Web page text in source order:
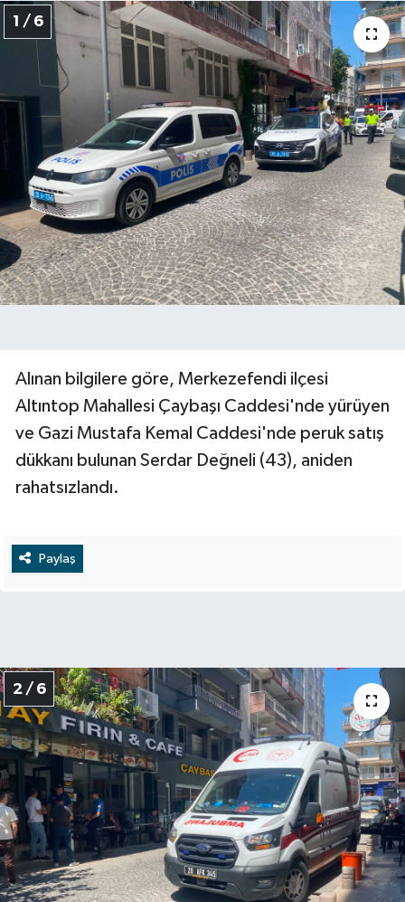
1 / 6
Alınan bilgilere göre, Merkezefendi ilçesi
Altıntop Mahallesi Çaybaşı Caddesi'nde yürüyen
ve Gazi Mustafa Kemal Caddesi'nde peruk satış
dükkanı bulunan Serdar Değneli (43), aniden
rahatsızlandı.
Paylaş
2 / 6